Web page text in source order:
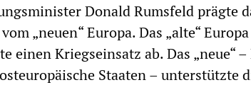
Donald Rumsfeld prägte
„neuen“ Europa. Das „alte“
einen Kriegseinsatz ab. Das „neue“ –
Staaten – unterstützte